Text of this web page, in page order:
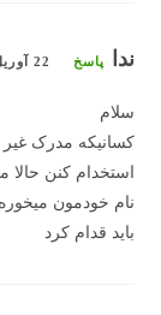
ندا پاسخ 22 آوریل 2018
سلام
کسانیکه مدرک
استخدام کنن حالا
نام خودمون
باید قدام کرد